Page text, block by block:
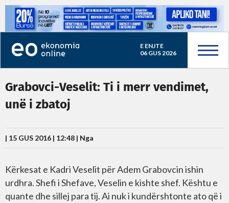
E ENJTE
06 GUS 2026
Grabovci-Veselit: Ti i merr vendimet,
unë i zbatoj
| 15 GUS 2016 | 12:48 | Nga
Kërkesat e Kadri Veselit për Adem Grabovcin ishin
urdhra. Shefi i Shefave, Veselin e kishte shef. Kështu e
quante dhe sillej para tij. Ai nuk i kundërshtonte ato që i